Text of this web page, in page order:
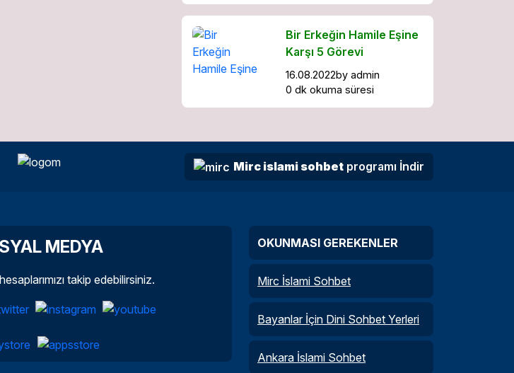
Bir Erkeğin Hamile Eşine
Karşı 5 Görevi
16.08.2022by admin
0 dk okuma süresi
Mirc islami sohbet programı İndir
MEDYA
takip edebilirsiniz.
OKUNMASI GEREKENLER
Mirc İslami Sohbet
Bayanlar İçin Dini Sohbet Yerleri
Ankara İslami Sohbet